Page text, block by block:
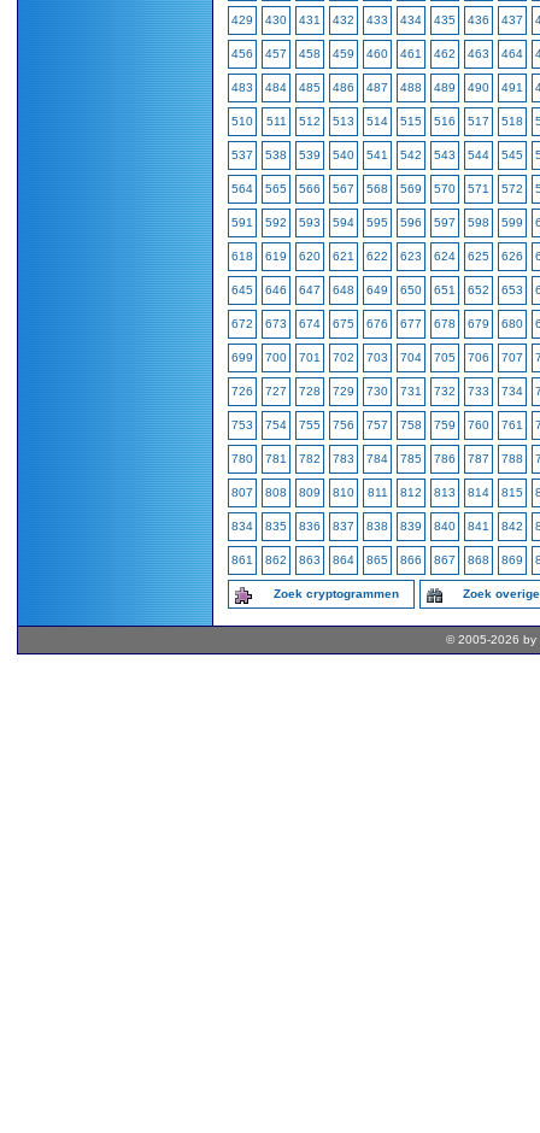
429 430 431 432 433 434 435 436 437
456 457 458 459 460 461 462 463 464
483 484 485 486 487 488 489 490 491
510 511 512 513 514 515 516 517 518
537 538 539 540 541 542 543 544 545
564 565 566 567 568 569 570 571 572
591 592 593 594 595 596 597 598 599
618 619 620 621 622 623 624 625 626
645 646 647 648 649 650 651 652 653
672 673 674 675 676 677 678 679 680
699 700 701 702 703 704 705 706 707
726 727 728 729 730 731 732 733 734
753 754 755 756 757 758 759 760 761
780 781 782 783 784 785 786 787 788
807 808 809 810 811 812 813 814 815
834 835 836 837 838 839 840 841 842
861 862 863 864 865 866 867 868 869
Zoek cryptogrammen Zoek
© 2005-2026 by